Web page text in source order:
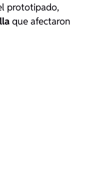
prototipado,
que afectaron